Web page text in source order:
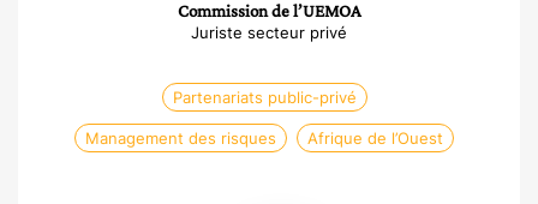
Commission de l’UEMOA
Juriste secteur privé
Partenariats public-privé
Management des risques Afrique de l’Ouest